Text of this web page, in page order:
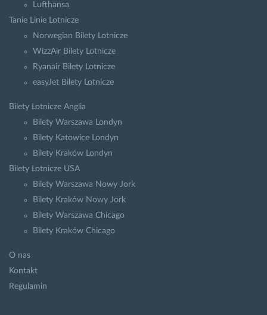
Lufthansa
Tanie Linie Lotnicze
Norwegian Bilety Lotnicze
WizzAir Bilety Lotnicze
Ryanair Bilety Lotnicze
easyJet Bilety Lotnicze
Bilety Lotnicze Anglia
Bilety Warszawa Londyn
Bilety Katowice Londyn
Bilety Kraków Londyn
Bilety Lotnicze USA
Bilety Warszawa Nowy Jork
Bilety Kraków Nowy Jork
Bilety Warszawa Chicago
Bilety Kraków Chicago
O nas
Kontakt
Regulamin